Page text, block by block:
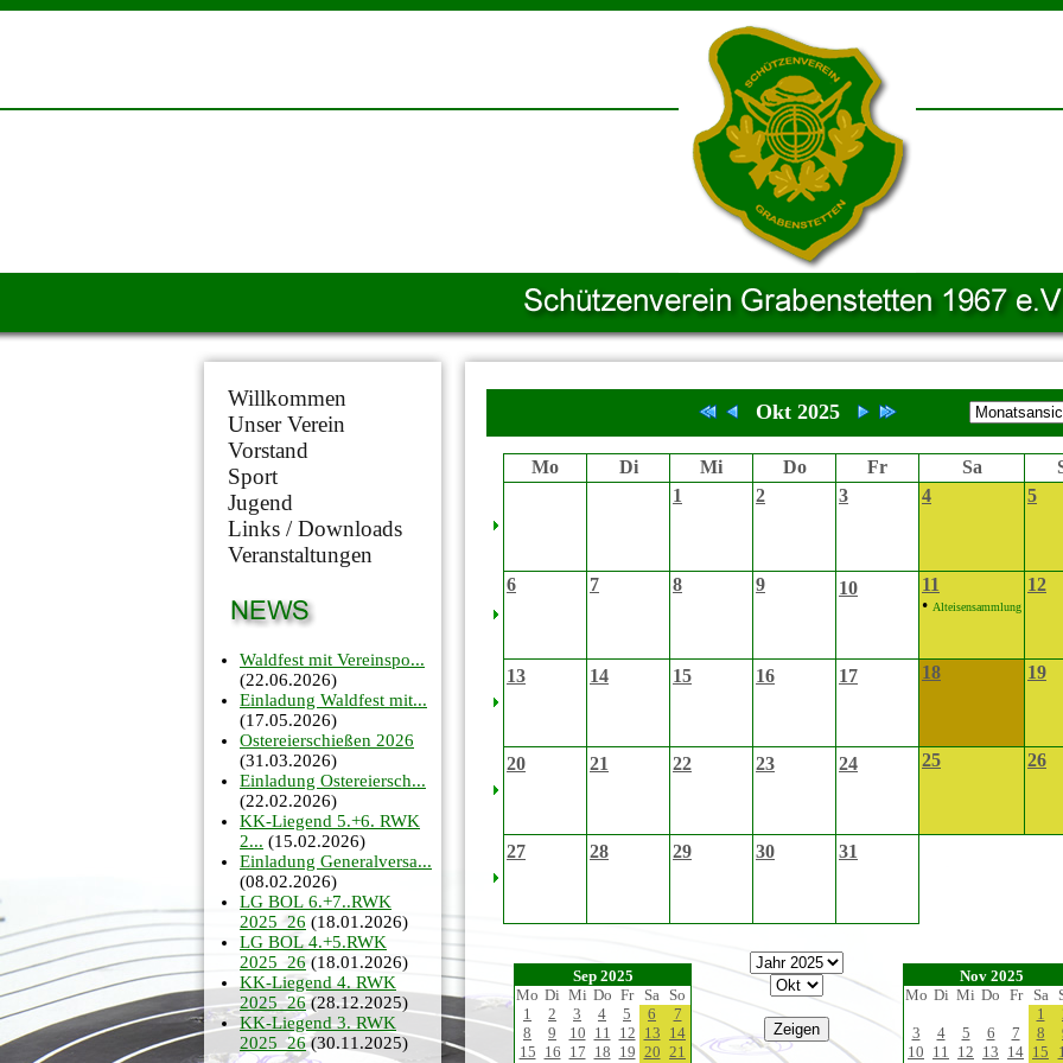
Willkommen
Unser Verein
Vorstand
Sport
Jugend
Links / Downloads
Veranstaltungen
Waldfest mit Vereinspo...
(22.06.2026)
Einladung Waldfest mit...
(17.05.2026)
Ostereierschießen 2026
(31.03.2026)
Einladung Ostereiersch...
(22.02.2026)
KK-Liegend 5.+6. RWK
2... (15.02.2026)
Einladung Generalversa...
(08.02.2026)
LG BOL 6.+7..RWK
2025_26 (18.01.2026)
LG BOL 4.+5.RWK
2025_26 (18.01.2026)
KK-Liegend 4. RWK
2025_26(28.12.2025)
KK-Liegend 3. RWK
2025_26(30.11.2025)
Okt 2025
Mo Di Mi Do Fr Sa
1
2 3 4 5
6 7 8 9 10 11
• Alteisensammlung
12
13 14 15 16 17 18 19
20 21 22 23 24 25 26
27 28 29 30 31
Sep 2025
Mo Di Mi Do Fr Sa So
1
2 3 4 5 6
7
8
9 10 11 12 13 14
15 16 17 18 19 20 21
Nov 2025
Mo Di Mi Do Fr Sa
1
3
4 5 6 7 8
10 11 12 13 14 15